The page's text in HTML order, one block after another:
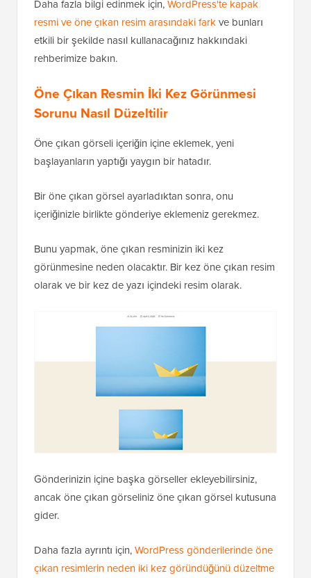
Daha fazla bilgi edinmek için,WordPress'te kapak
resmi ve öne çıkan resim arasındaki farkve bunları
etkili bir şekilde nasıl kullanacağınız hakkındaki
rehberimize bakın.
Öne Çıkan Resmin İki Kez Görünmesi
Sorunu Nasıl Düzeltilir
Öne çıkan görseli içeriğin içine eklemek, yeni
başlayanların yaptığı yaygın bir hatadır.
Bir öne çıkan görsel ayarladıktan sonra, onu
içeriğinizle birlikte gönderiye eklemeniz gerekmez.
Bunu yapmak, öne çıkan resminizin iki kez
görünmesine neden olacaktır. Bir kez öne çıkan resim
olarak ve bir kez de yazı içindeki resim olarak.
Gönderinizin içine başka görseller ekleyebilirsiniz,
ancak öne çıkan görseliniz öne çıkan görsel kutusuna
gider.
Daha fazla ayrıntı için,WordPress gönderilerinde öne
çıkan resimlerin neden iki kez göründüğünü düzeltme